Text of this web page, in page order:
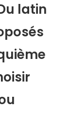
Du latin